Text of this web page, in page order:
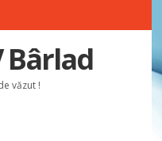
Bârlad
văzut !